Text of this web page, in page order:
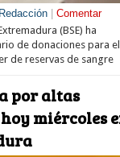
Redacción| Comentar
(BSE) ha
de donaciones para
de reservas de sangre
por altas
miércoles